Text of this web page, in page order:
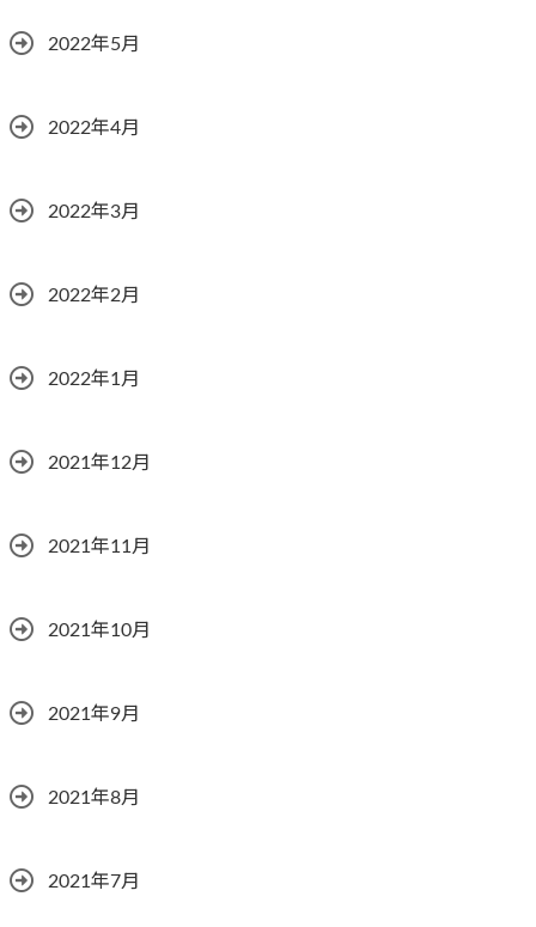
2022年5月
2022年4月
2022年3月
2022年2月
2022年1月
2021年12月
2021年11月
2021年10月
2021年9月
2021年8月
2021年7月